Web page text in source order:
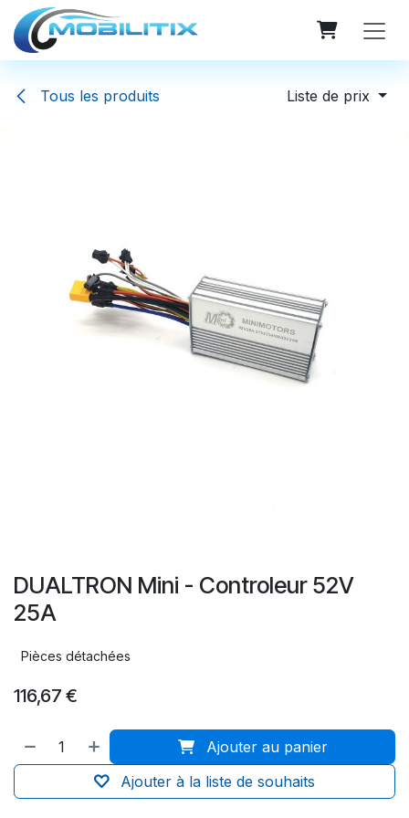
Se rendre au contenu
Tous les produits Liste de prix
DUALTRON Mini - Controleur 52V
25A
Pièces détachées
116,67 €
Ajouter au panier
Ajouter à la liste de souhaits